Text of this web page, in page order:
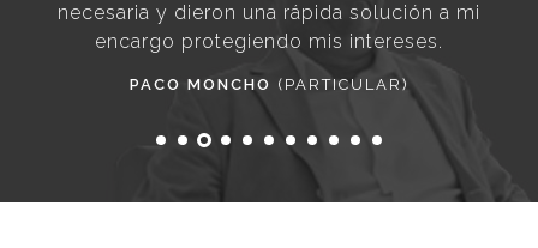
necesaria y dieron una rápida solución a mi
encargo protegiendo mis intereses.
PACO MONCHO(PARTICULAR)